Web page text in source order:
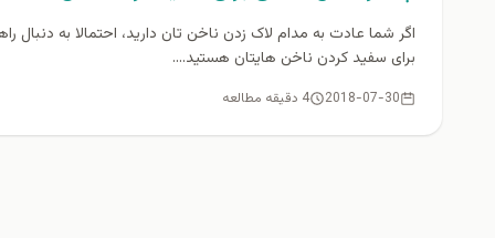
اگر شما عادت به مدام لاک زدن ناخن تان دارید، احتمالا به دنبال
برای سفید کردن ناخن هایتان هستید....
2018-07-30 4 دقیقه مطالعه